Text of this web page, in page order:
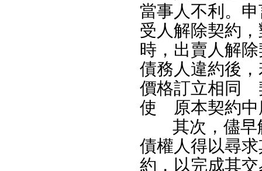
當事人不利。
受人解除契約
時，出賣人解
債務人違約後
價格訂立相同
使 原本契約中
其次，儘
債權人得以尋
約，以完成其